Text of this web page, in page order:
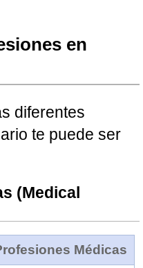
en
diferentes
te puede ser
(Medical
Médicas